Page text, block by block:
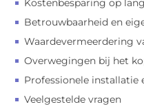
Kostenbesparing op
Betrouwbaarheid en
Waardevermeerdering
Overwegingen bij het
Professionele installatie
Veelgestelde vragen